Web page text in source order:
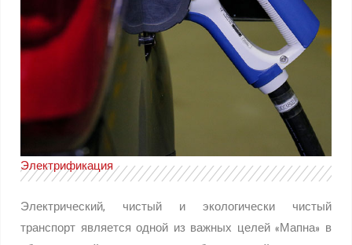
Электрификация
Электрический, чистый и экологически чистый
транспорт является одной из важных целей «Мапна» в